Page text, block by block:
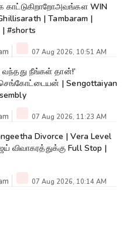
WIN
| Tambaram |
| #shorts
07 Aug 2026, 10:51 AM
நீங்கள் தான்!’
| Sengottaiyan
07 Aug 2026, 11:23 AM
Divorce | Vera Level
விவாகரத்துக்கு Full Stop |
07 Aug 2026, 10:14 AM